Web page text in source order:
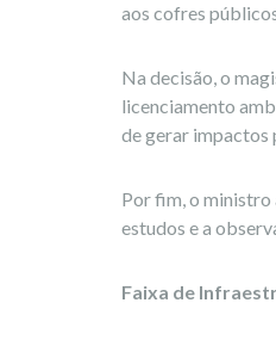
aos cofres
Na decisão, o
licenciamento
de gerar impactos
Por fim, o
estudos e a
Faixa de